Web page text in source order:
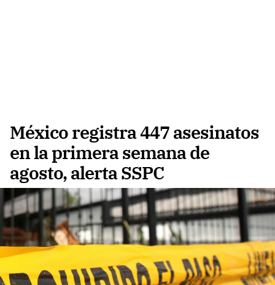
México registra 447 asesinatos
en la primera semana de
agosto, alerta SSPC